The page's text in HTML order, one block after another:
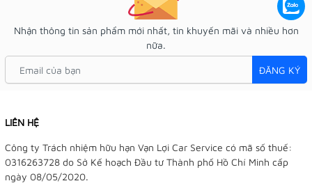
Nhận thông tin sản phẩm mới nhất, tin khuyến mãi và nhiều hơn
nữa.
ĐĂNG KÝ
LIÊN HỆ
Công ty Trách nhiệm hữu hạn Vạn Lợi Car Service có mã số thuế:
0316263728 do Sở Kế hoạch Đầu tư Thành phố Hồ Chí Minh cấp
ngày 08/05/2020.